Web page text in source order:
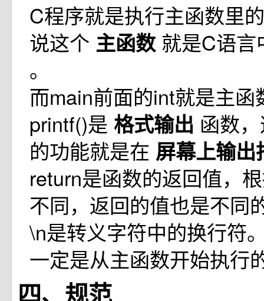
C程序就是执行主函数里
说这个 主函数 就是C语
。
而main前面的int就是主函
printf()是 格式输出 函数
的功能就是在 屏幕上输出
return是函数的返回值，
不同，返回的值也是不同
\n是转义字符中的换行符
一定是从主函数开始执行
四、规范